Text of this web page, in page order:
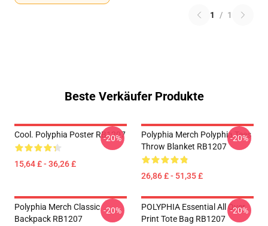
1 / 1
Beste Verkäufer Produkte
Cool. Polyphia Poster RB1207
15,64 £ - 36,26 £
-20%
Polyphia Merch Polyphia Tees
Throw Blanket RB1207
26,86 £ - 51,35 £
-20%
Polyphia Merch Classic
Backpack RB1207
-20%
POLYPHIA Essential All Over
Print Tote Bag RB1207
-20%